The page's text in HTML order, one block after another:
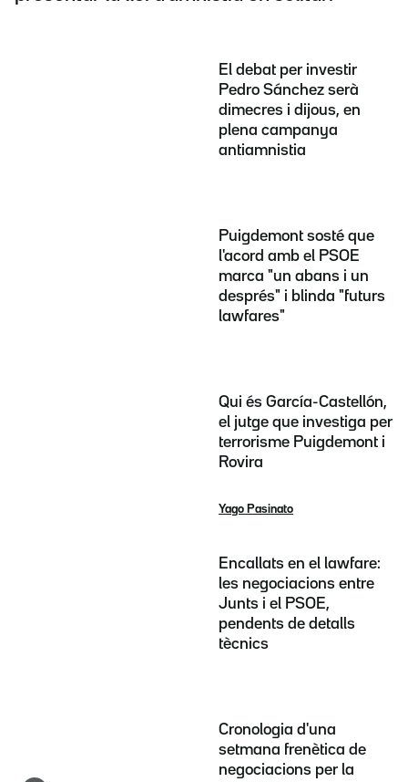
El debat per investir
Pedro Sánchez serà
dimecres i dijous, en
plena campanya
antiamnistia
Puigdemont sosté que
l'acord amb el PSOE
marca "un abans i un
després" i blinda "futurs
lawfares"
Qui és García-Castellón,
el jutge que investiga per
terrorisme Puigdemont i
Rovira
Yago Pasinato
Encallats en el lawfare:
les negociacions entre
Junts i el PSOE,
pendents de detalls
tècnics
Cronologia d'una
setmana frenètica de
negociacions per la